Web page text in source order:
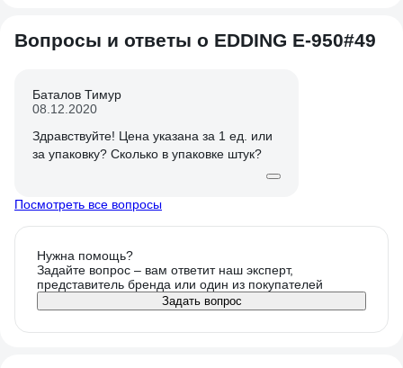
Вопросы и ответы о EDDING E-950#49
Баталов Тимур
08.12.2020
Здравствуйте! Цена указана за 1 ед. или
за упаковку? Сколько в упаковке штук?
Посмотреть все вопросы
Нужна помощь?
Задайте вопрос – вам ответит наш эксперт,
представитель бренда или один из покупателей
Задать вопрос